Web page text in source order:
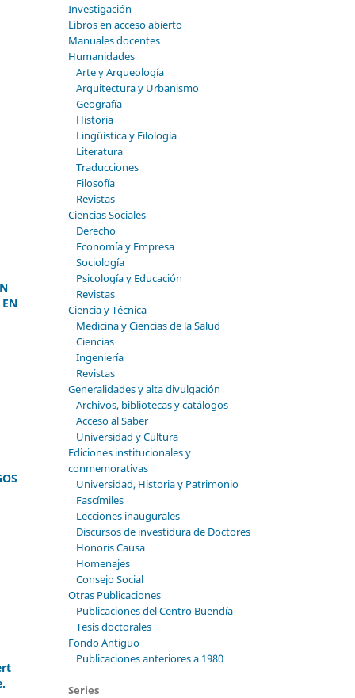
Investigación
Libros en acceso abierto
Manuales docentes
Humanidades
Arte y Arqueología
Arquitectura y Urbanismo
Geografía
Historia
Lingüística y Filología
Literatura
Traducciones
Filosofía
Revistas
Ciencias Sociales
Derecho
Economía y Empresa
Sociología
Psicología y Educación
Revistas
Ciencia y Técnica
Medicina y Ciencias de la Salud
Ciencias
Ingeniería
Revistas
Generalidades y alta divulgación
Archivos, bibliotecas y catálogos
Acceso al Saber
Universidad y Cultura
Ediciones institucionales y
conmemorativas
Universidad, Historia y Patrimonio
Fascímiles
Lecciones inaugurales
Discursos de investidura de Doctores
Honoris Causa
Homenajes
Consejo Social
Otras Publicaciones
Publicaciones del Centro Buendía
Tesis doctorales
Fondo Antiguo
Publicaciones anteriores a 1980
Series